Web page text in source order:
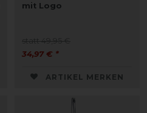
mit Logo
34,97 € *
ARTIKEL MERKEN